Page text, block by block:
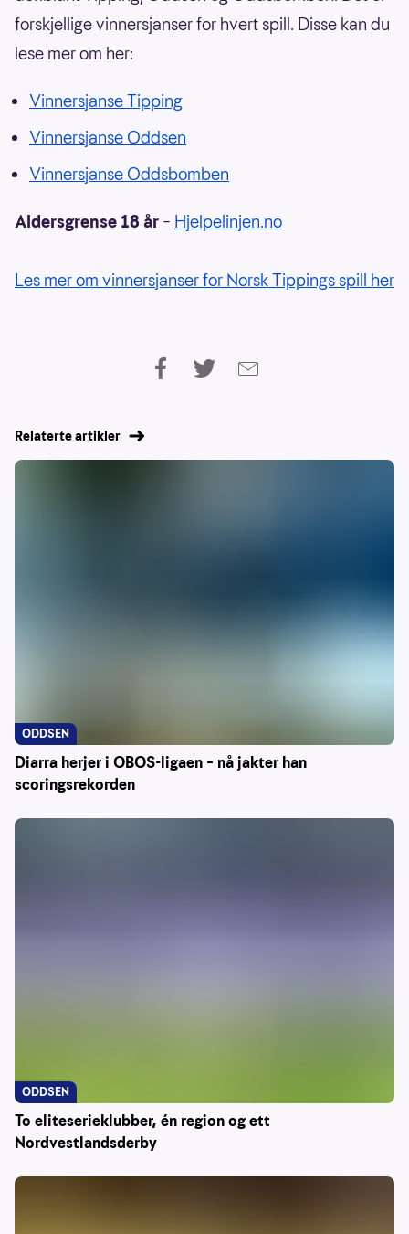
forskjellige vinnersjanser for hvert spill. Disse kan du
lese mer om her:
Vinnersjanse Tipping
Vinnersjanse Oddsen
Vinnersjanse Oddsbomben
Aldersgrense 18 år – Hjelpelinjen.no
Les mer om vinnersjanser for Norsk Tippings spill her
Relaterte artikler
Diarra herjer i OBOS-ligaen – nå jakter han
scoringsrekorden
ODDSEN
To eliteserieklubber, én region og ett
Nordvestlandsderby
ODDSEN